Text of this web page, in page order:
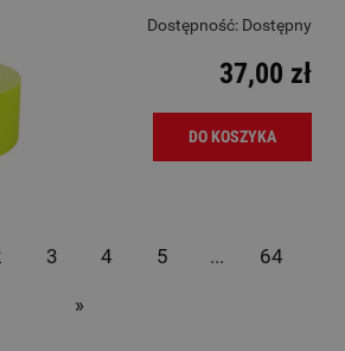
Dostępność: Dostępny
37,00 zł
DO KOSZYKA
3 4 5 ... 64
»